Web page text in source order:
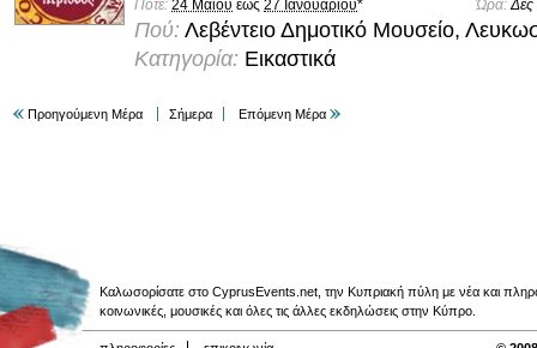
Πότε: 24 Μαΐου έως 27 Ιανουαρίου* Ώρα:Δες
Πού: Λεβέντειο Δημοτικό Μουσείο,
Κατηγορία: Εικαστικά
Προηγούμενη Μέρα Σήμερα Επόμενη Μέρα
Καλωσορίσατε στο CyprusEvents.net, την Κυπριακή πύλη με νέα και
κοινωνικές, μουσικές και όλες τις άλλες εκδηλώσεις στην Κύπρο.